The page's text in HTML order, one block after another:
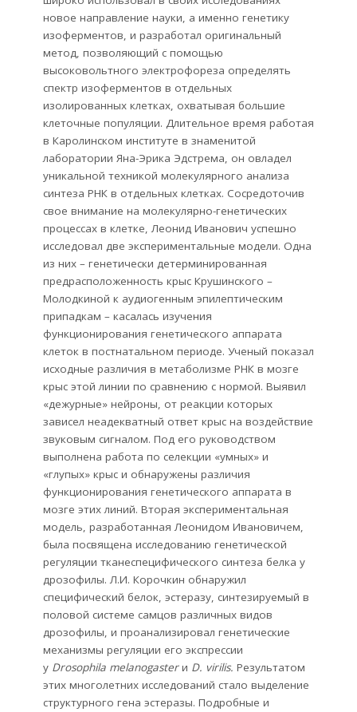
новое направление науки, а именно генетику
изоферментов, и разработал оригинальный
метод, позволяющий с помощью
высоковольтного электрофореза определять
спектр изоферментов в отдельных
изолированных клетках, охватывая большие
клеточные популяции. Длительное время работая
в Каролинском институте в знаменитой
лаборатории Яна-Эрика Эдстрема, он овладел
уникальной техникой молекулярного анализа
синтеза РНК в отдельных клетках. Сосредоточив
свое внимание на молекулярно-генетических
процессах в клетке, Леонид Иванович успешно
исследовал две экспериментальные модели. Одна
из них – генетически детерминированная
предрасположенность крыс Крушинского –
Молодкиной к аудиогенным эпилептическим
припадкам – касалась изучения
функционирования генетического аппарата
клеток в постнатальном периоде. Ученый показал
исходные различия в метаболизме РНК в мозге
крыс этой линии по сравнению с нормой. Выявил
«дежурные» нейроны, от реакции которых
зависел неадекватный ответ крыс на воздействие
звуковым сигналом. Под его руководством
выполнена работа по селекции «умных» и
«глупых» крыс и обнаружены различия
функционирования генетического аппарата в
мозге этих линий. Вторая экспериментальная
модель, разработанная Леонидом Ивановичем,
была посвящена исследованию генетической
регуляции тканеспецифического синтеза белка у
дрозофилы. Л.И. Корочкин обнаружил
специфический белок, эстеразу, синтезируемый в
половой системе самцов различных видов
дрозофилы, и проанализировал генетические
механизмы регуляции его экспрессии
у Drosophila melanogasterи D. virilis. Результатом
этих многолетних исследований стало выделение
структурного гена эстеразы. Подробные и